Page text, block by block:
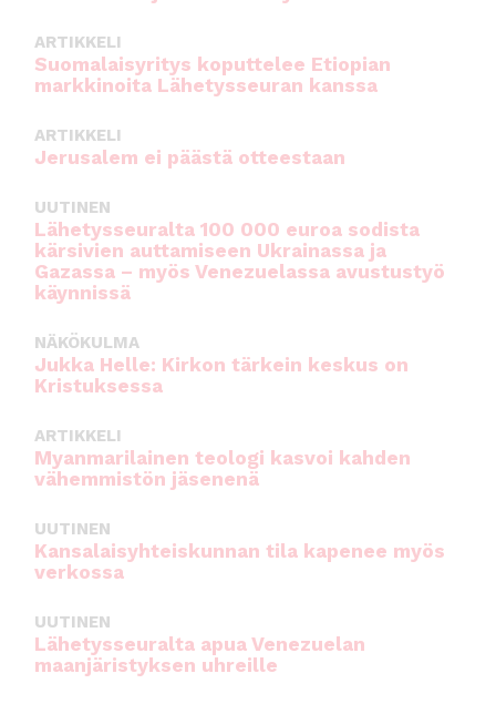
ARTIKKELI
Suomalaisyritys koputtelee Etiopian
markkinoita Lähetysseuran kanssa
ARTIKKELI
Jerusalem ei päästä otteestaan
UUTINEN
Lähetysseuralta 100 000 euroa sodista
kärsivien auttamiseen Ukrainassa ja
Gazassa – myös Venezuelassa avustustyö
käynnissä
NÄKÖKULMA
Jukka Helle: Kirkon tärkein keskus on
Kristuksessa
ARTIKKELI
Myanmarilainen teologi kasvoi kahden
vähemmistön jäsenenä
UUTINEN
Kansalaisyhteiskunnan tila kapenee myös
verkossa
UUTINEN
Lähetysseuralta apua Venezuelan
maanjäristyksen uhreille